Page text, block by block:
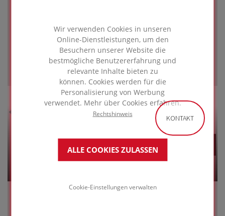
Wir verwenden Cookies in unseren
Online-Dienstleistungen, um den
Besuchern unserer Website die
bestmögliche Benutzererfahrung und
relevante Inhalte bieten zu
können. Cookies werden für die
Personalisierung von Werbung
verwendet. Mehr über Cookies erfahren.
Rechtshinweis
ALLE COOKIES ZULASSEN
Cookie-Einstellungen verwalten
werden normative Anforderungen an
Dämmstoffe und Lösungsansätze für Umnutzung
und Sanierung anhand geeigneter
Bauteilaufbauten dargestellt.
Die Symposien werden von den meisten
Kammern mit Fortbildungspunkten belohnt.
01.09.2026
KREISLAUFGERECHT BAUEN:
KONTAKT